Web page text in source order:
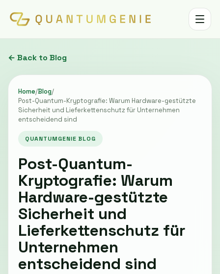
Toggle
← Back to Blog
Home/Blog/
Post-Quantum-Kryptografie: Warum Hardware-gestützte
Sicherheit und Lieferkettenschutz für Unternehmen
entscheidend sind
QUANTUMGENIE BLOG
Post-Quantum-
Kryptografie: Warum
Hardware-gestützte
Sicherheit und
Lieferkettenschutz für
Unternehmen
entscheidend sind